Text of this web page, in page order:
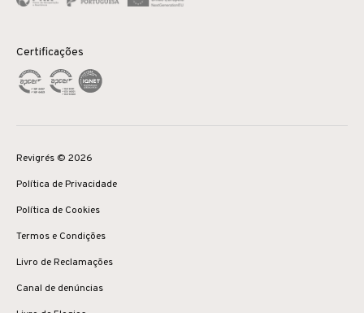
Certificações
Revigrés © 2026
Política de Privacidade
Política de Cookies
Termos e Condições
Livro de Reclamações
Canal de denúncias